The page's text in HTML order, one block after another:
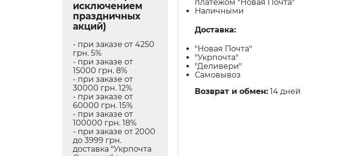
исключением
праздничных
акций)
- при заказе от 4250
грн. 5%
- при заказе от
15000 грн. 8%
- при заказе от
30000 грн. 12%
- при заказе от
60000 грн. 15%
- при заказе от
100000 грн. 18%
- при заказе от 2000
до 3999 грн.
доставка "Укрпочта
платежом "Новая Почта"
Наличными
Доставка:
"Новая Почта"
"Укрпочта"
"Деливери"
Самовывоз
Возврат и обмен: 14 дней